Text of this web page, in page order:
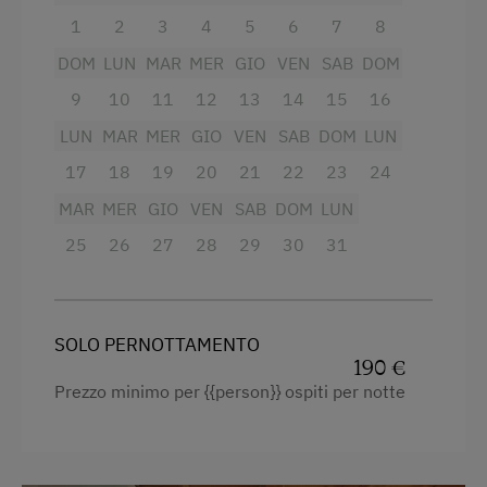
Servizi per neonati e bambini
Bambini benvenuti
Parco giochi per bambini
Casetta da giardino per bambini
Giochi
Servizi dell'alloggio
Biancheria a disposizione
Doccia
Vista sulla montagna
Cuociuova
Radio
Tostapane
1
2
3
4
5
6
7
8
DOM
9
LUN
10
MAR
11
MER
12
GIO
13
VEN
14
SAB
15
DOM
16
LUN
17
MAR
18
MER
19
GIO
20
VEN
21
SAB
22
DOM
23
LUN
24
MAR
25
MER
26
GIO
27
VEN
28
SAB
29
DOM
30
LUN
31
SOLO PERNOTTAMENTO
190 €
Prezzo minimo per {{person}} ospiti per notte